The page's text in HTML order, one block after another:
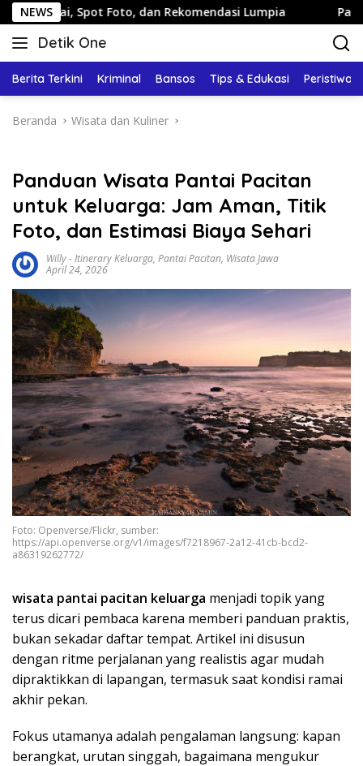
Langsung
ke
konten
NEWSdan Rekomendasi Lumpia Panduan Wisata
Detik One
Tajam
Fakta
Berita Terkini Kriminal Bansos Tips & Edukasi Peristiwa
Beranda Wisata dan Kuliner
Panduan Wisata Pantai Pacitan
untuk Keluarga: Jam Aman, Titik
Foto, dan Estimasi Biaya Sehari
Willy-Itinerary Keluarga, Pantai Pacitan, Wisata Jawa
April 24, 2026
Foto: Openverse/Flickr, sumber:
https://api.openverse.org/v1/images/f7218967-2a12-41cb-bcd2-
a86319262772/
wisata pantai pacitan keluarga menjadi topik yang
terus dicari pembaca karena memberi panduan praktis,
bukan sekadar daftar tempat. Artikel ini disusun
dengan ritme perjalanan yang realistis agar mudah
dipraktikkan di lapangan, termasuk saat kondisi ramai
akhir pekan.
Fokus utamanya adalah pengalaman langsung: kapan
berangkat, urutan singgah, bagaimana mengukur